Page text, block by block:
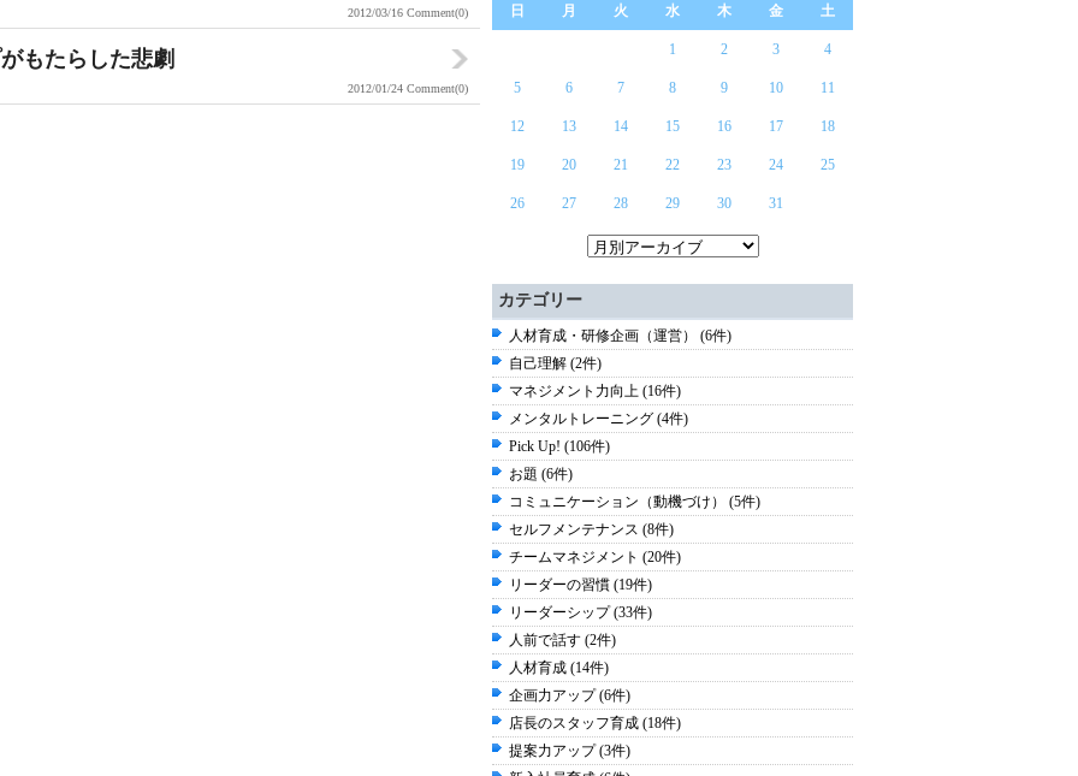
2012/03/16 Comment(0)
もたらした悲劇
2012/01/24 Comment(0)
日 月 火 水 木 金 土
1 2 3 4
5 6 7 8 9 10 11
12 13 14 15 16 17 18
19 20 21 22 23 24 25
26 27 28 29 30 31
カテゴリー
人材育成・研修企画（運営） (6件)
自己理解 (2件)
マネジメント力向上 (16件)
メンタルトレーニング (4件)
Pick Up! (106件)
お題 (6件)
コミュニケーション（動機づけ） (5件)
セルフメンテナンス (8件)
チームマネジメント (20件)
リーダーの習慣 (19件)
リーダーシップ (33件)
人前で話す (2件)
人材育成 (14件)
企画力アップ (6件)
店長のスタッフ育成 (18件)
提案力アップ (3件)